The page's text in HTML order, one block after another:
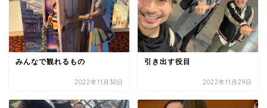
みんなで観れるもの
2022年11月30日
引き出す役目
2022年11月29日